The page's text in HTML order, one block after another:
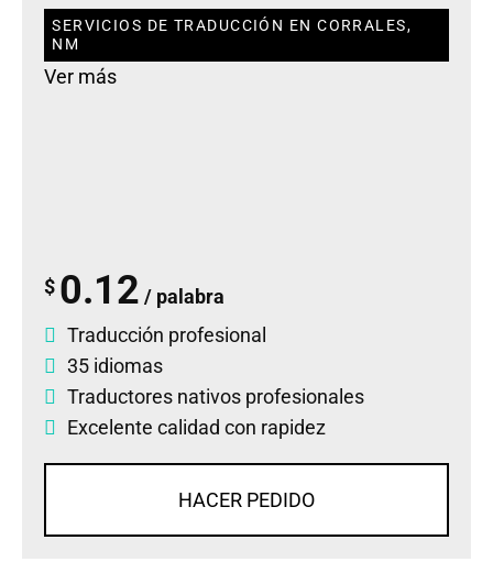
SERVICIOS DE TRADUCCIÓN EN CORRALES,
NM
Ver más
$ 0.12 / palabra
Traducción profesional
35 idiomas
Traductores nativos profesionales
Excelente calidad con rapidez
HACER PEDIDO